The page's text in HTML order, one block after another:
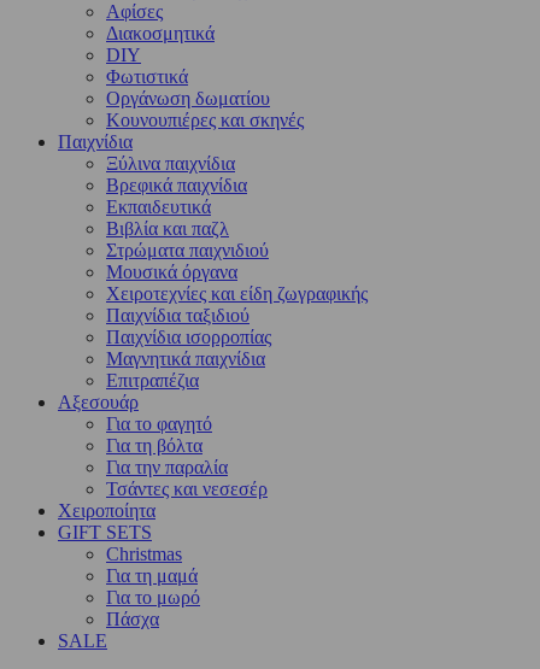
Αφίσες
Διακοσμητικά
DIY
Φωτιστικά
Οργάνωση δωματίου
Κουνουπιέρες και σκηνές
Παιχνίδια
Ξύλινα παιχνίδια
Βρεφικά παιχνίδια
Εκπαιδευτικά
Βιβλία και παζλ
Στρώματα παιχνιδιού
Μουσικά όργανα
Χειροτεχνίες και είδη ζωγραφικής
Παιχνίδια ταξιδιού
Παιχνίδια ισορροπίας
Μαγνητικά παιχνίδια
Επιτραπέζια
Αξεσουάρ
Για το φαγητό
Για τη βόλτα
Για την παραλία
Τσάντες και νεσεσέρ
Χειροποίητα
GIFT SETS
Christmas
Για τη μαμά
Για το μωρό
Πάσχα
SALE